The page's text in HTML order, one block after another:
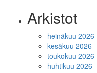
Arkistot
heinäkuu 2026
kesäkuu 2026
toukokuu 2026
huhtikuu 2026